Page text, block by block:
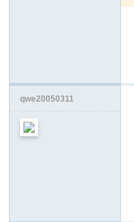
qwe20050311